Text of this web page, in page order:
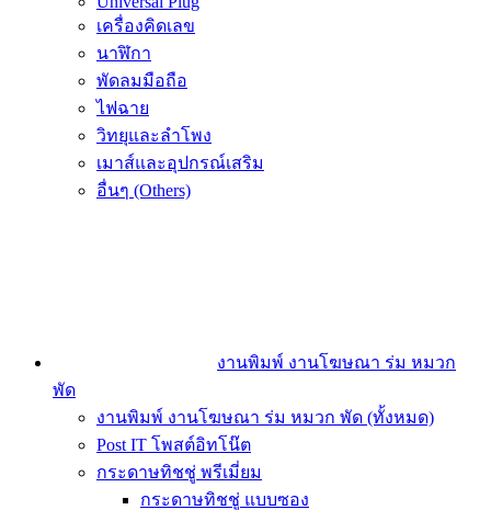
เครื่องคิดเลข
นาฬิกา
พัดลมมือถือ
ไฟฉาย
วิทยุและลำโพง
เมาส์และอุปกรณ์เสริม
อื่นๆ (Others)
งานพิมพ์ งานโฆษณา ร่ม หมวก
พัด
งานพิมพ์ งานโฆษณา ร่ม หมวก พัด (ทั้งหมด)
Post IT โพสต์อิทโน๊ต
กระดาษทิชชู่ พรีเมี่ยม
กระดาษทิชชู่ แบบซอง